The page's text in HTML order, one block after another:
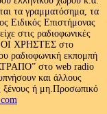
τα γραμματόσημα, τα
Ειδικός Επιστήμονας
στις ραδιοφωνικές
ΧΡΗΣΤΕΣ στο
ραδιοφωνική εκπομπή
στο web radio
και άλλους
ξένους ή μη.Προσωπικό